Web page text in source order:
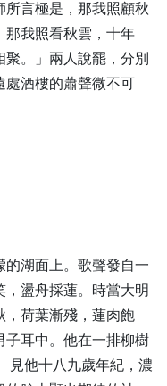
所言極是，那我照顧秋
那我照看秋雲，十年
。」兩人說罷，分別
處酒樓的蕭聲微不可
湖面上。歌聲發自一
盪舟採蓮。時當大明
，荷葉漸殘，蓮肉飽
子耳中。他在一排柳樹
見他十八九歲年紀，濃